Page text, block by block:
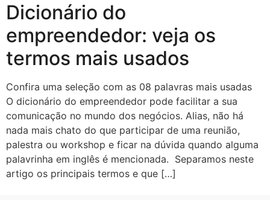
Dicionário do
empreendedor: veja os
termos mais usados
Confira uma seleção com as 08 palavras mais usadas
O dicionário do empreendedor pode facilitar a sua
comunicação no mundo dos negócios. Alias, não há
nada mais chato do que participar de uma reunião,
palestra ou workshop e ficar na dúvida quando alguma
palavrinha em inglês é mencionada. Separamos neste
artigo os principais termos e que […]